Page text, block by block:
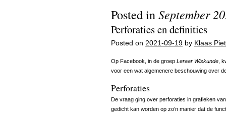
Posted inSeptember
Perforaties en definities
Posted on 2021-09-19 by Klaas
Op Facebook, in de groep Leraar Wiskunde ,
voor een wat algemenere beschouwing over
Perforaties
De vraag ging over perforaties in grafieken
gedicht kan worden op zo’n manier dat de